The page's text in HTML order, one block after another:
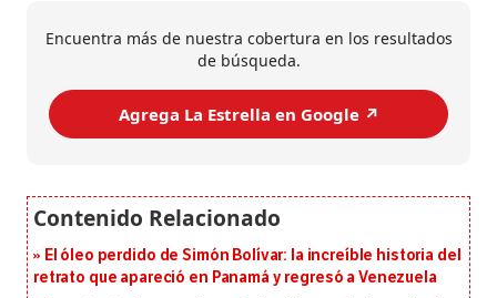
Encuentra más de nuestra cobertura en los resultados
de búsqueda.
Agrega La Estrella en Google ↗️
El óleo perdido de Simón Bolívar: la increíble historia del
retrato que apareció en Panamá y regresó a Venezuela